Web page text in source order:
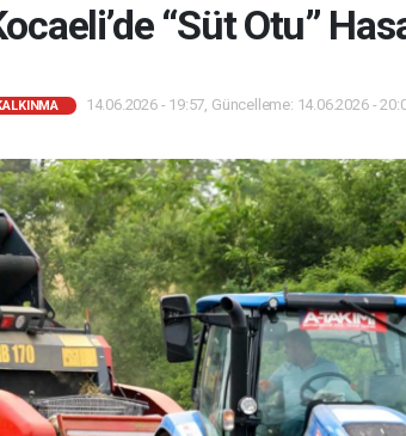
“Süt Otu”
14.06.2026 - 19:57, Güncelleme: 14.06.2026 -